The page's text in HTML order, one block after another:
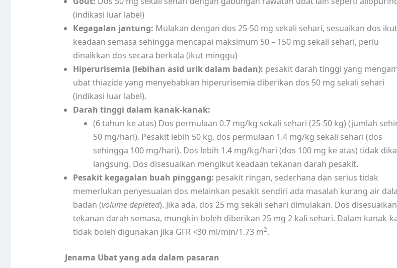
(indikasi luar label)
Kegagalan jantung: Mulakan dengan dos 25-50 mg sekali sehari, sesuaikan dos ikut
keadaan semasa sehingga mencapai maksimum 50 – 150 mg sekali sehari, perlu
dinaikkan dos secara berkala (ikut minggu)
Hiperurisemia (lebihan asid urik dalam badan): pesakit darah tinggi yang
ubat thiazide yang menyebabkan hiperurisemia diberikan dos 50 mg sekali sehari
(indikasi luar label).
Darah tinggi dalam kanak-kanak:
(6 tahun ke atas) Dos permulaan 0.7 mg/kg sekali sehari (25-50 kg) (jumlah
50 mg/hari). Pesakit lebih 50 kg, dos permulaan 1.4 mg/kg sekali sehari (dos
sehingga 100 mg/hari). Dos lebih 1.4 mg/kg/hari (dos 100 mg ke atas) tidak
langsung. Dos disesuaikan mengikut keadaan tekanan darah pesakit.
Pesakit kegagalan buah pinggang: pesakit ringan, sederhana dan serius tidak
memerlukan penyesuaian dos melainkan pesakit sendiri ada masalah kurang air
badan (volume depleted). Jika ada, dos 25 mg sekali sehari dimulakan. Dos
tekanan darah semasa, mungkin boleh diberikan 25 mg 2 kali sehari. Dalam kanak-
tidak boleh digunakan jika GFR <30 ml/min/1.73 m2.
Jenama Ubat yang ada dalam pasaran